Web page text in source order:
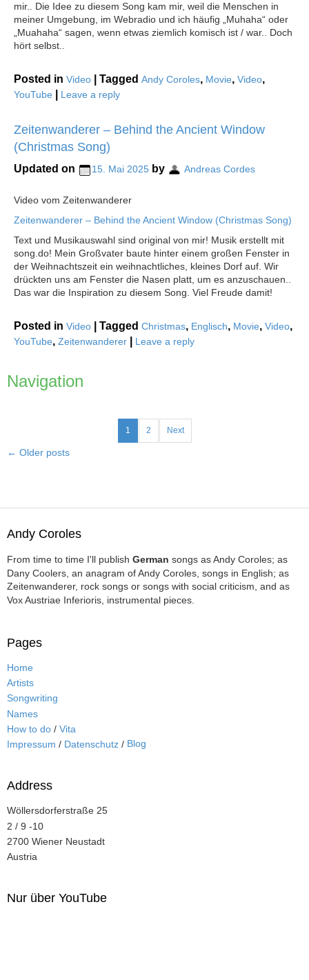
mir.. Die Idee zu diesem Song kam mir, weil die Menschen in
meiner Umgebung, im Webradio und ich häufig „Muhaha“ oder
„Muahaha“ sagen, wenn etwas ziemlich komisch ist / war.. Doch
hört selbst..
Posted in Video Tagged Andy Coroles, Movie, Video,
YouTube Leave a reply
Zeitenwanderer – Behind the Ancient Window
(Christmas Song)
Updated on 15. Mai 2025 by Andreas Cordes
Video vom Zeitenwanderer
Zeitenwanderer – Behind the Ancient Window (Christmas Song)
Text und Musikauswahl sind original von mir! Musik erstellt mit
song.do! Mein Großvater baute hinter einem großen Fenster in
der Weihnachtszeit ein weihnachtliches, kleines Dorf auf. Wir
drückten uns am Fenster die Nasen platt, um es anzuschauen..
Das war die Inspiration zu diesem Song. Viel Freude damit!
Posted in Video Tagged Christmas, Englisch, Movie, Video,
YouTube, Zeitenwanderer Leave a reply
Navigation
1 2 Next
← Older posts
Andy Coroles
From time to time I'll publish German songs as Andy Coroles; as
Dany Coolers, an anagram of Andy Coroles, songs in English; as
Zeitenwanderer, rock songs or songs with social criticism, and as
Vox Austriae Inferioris, instrumental pieces.
Pages
Home
Artists
Songwriting
Names
How to do / Vita
Impressum / Datenschutz / Blog
Address
Wöllersdorferstraße 25
2 / 9 -10
2700 Wiener Neustadt
Austria
Nur über YouTube